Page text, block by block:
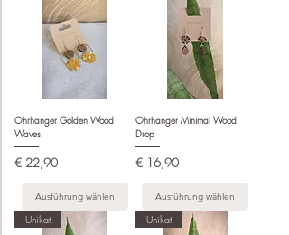
Ohrhänger Golden Wood
Waves
Preis
€ 22,90
Ausführung wählen
Ohrhänger Minimal Wood
Drop
Preis
€ 16,90
Ausführung wählen
Unikat Unikat